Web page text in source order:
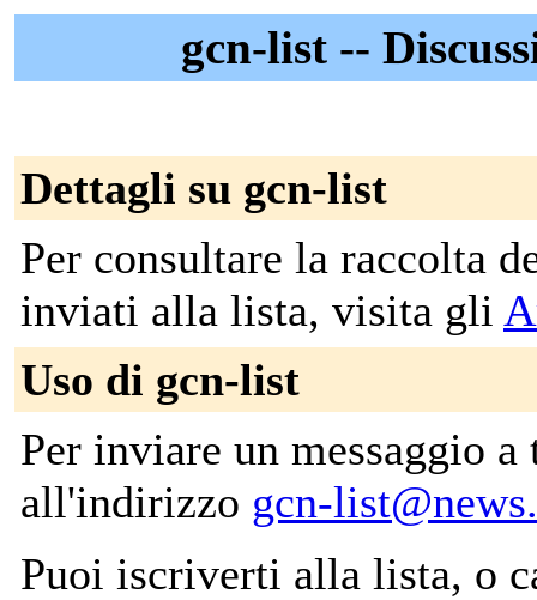
gcn-list --
Dettagli su gcn-list
Per consultare la raccolta
inviati alla lista, visita gli
Uso di gcn-list
Per inviare un messaggio
all'indirizzo gcn-
Puoi iscriverti alla lista, o